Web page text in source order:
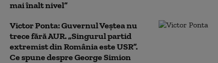
mai înalt nivel”
Victor Ponta: Guvernul Veștea nu
trece fără AUR. „Singurul partid
extremist din România este USR”.
Ce spune despre George Simion